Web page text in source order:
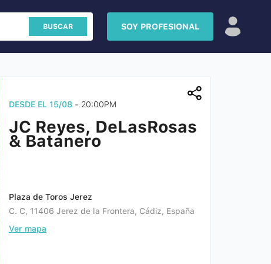
BUSCAR SOY PROFESIONAL
DESDE EL 15/08 - 20:00PM
JC Reyes, DeLasRosas
& Batanero
Plaza de Toros Jerez
C. C, 11406 Jerez de la Frontera, Cádiz, España
Ver mapa